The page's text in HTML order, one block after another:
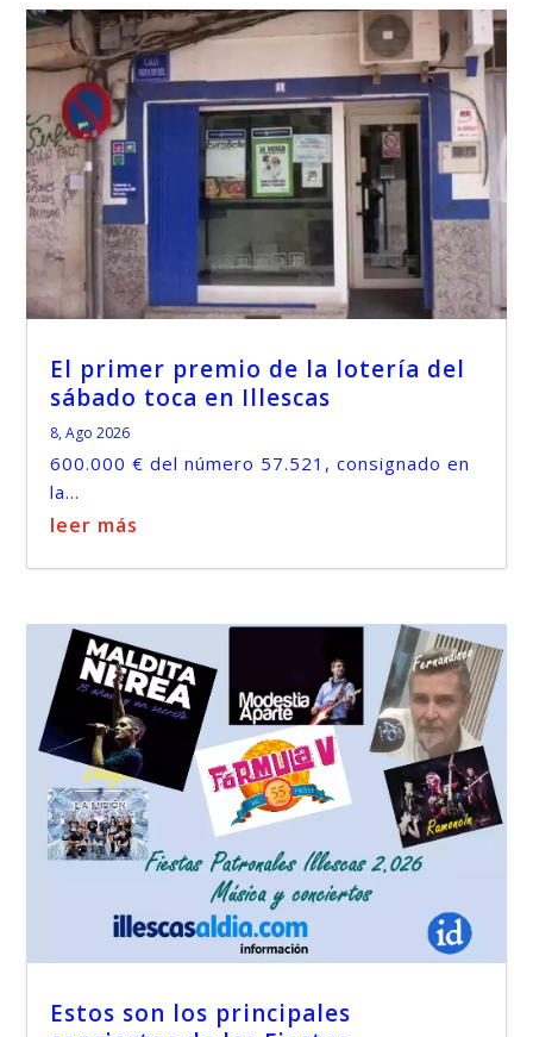
El primer premio de la lotería del
sábado toca en Illescas
8, Ago 2026
600.000 € del número 57.521, consignado en
la...
leer más
Estos son los principales